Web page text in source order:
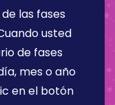
las fases
usted
de fases
mes o año
en el botón